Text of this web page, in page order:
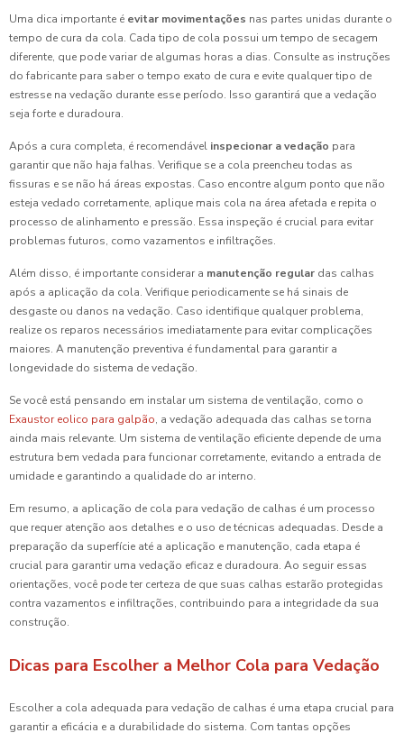
Uma dica importante é evitar movimentações nas partes unidas durante o
tempo de cura da cola. Cada tipo de cola possui um tempo de secagem
diferente, que pode variar de algumas horas a dias. Consulte as instruções
do fabricante para saber o tempo exato de cura e evite qualquer tipo de
estresse na vedação durante esse período. Isso garantirá que a vedação
seja forte e duradoura.
Após a cura completa, é recomendável inspecionar a vedação para
garantir que não haja falhas. Verifique se a cola preencheu todas as
fissuras e se não há áreas expostas. Caso encontre algum ponto que não
esteja vedado corretamente, aplique mais cola na área afetada e repita o
processo de alinhamento e pressão. Essa inspeção é crucial para evitar
problemas futuros, como vazamentos e infiltrações.
Além disso, é importante considerar a manutenção regular das calhas
após a aplicação da cola. Verifique periodicamente se há sinais de
desgaste ou danos na vedação. Caso identifique qualquer problema,
realize os reparos necessários imediatamente para evitar complicações
maiores. A manutenção preventiva é fundamental para garantir a
longevidade do sistema de vedação.
Se você está pensando em instalar um sistema de ventilação, como o
Exaustor eolico para galpão, a vedação adequada das calhas se torna
ainda mais relevante. Um sistema de ventilação eficiente depende de uma
estrutura bem vedada para funcionar corretamente, evitando a entrada de
umidade e garantindo a qualidade do ar interno.
Em resumo, a aplicação de cola para vedação de calhas é um processo
que requer atenção aos detalhes e o uso de técnicas adequadas. Desde a
preparação da superfície até a aplicação e manutenção, cada etapa é
crucial para garantir uma vedação eficaz e duradoura. Ao seguir essas
orientações, você pode ter certeza de que suas calhas estarão protegidas
contra vazamentos e infiltrações, contribuindo para a integridade da sua
construção.
Dicas para Escolher a Melhor Cola para Vedação
Escolher a cola adequada para vedação de calhas é uma etapa crucial para
garantir a eficácia e a durabilidade do sistema. Com tantas opções